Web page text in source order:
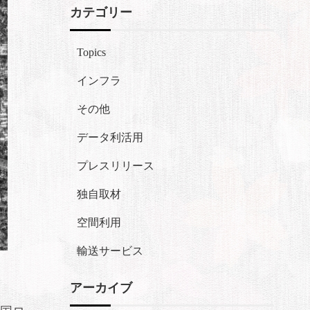
カテゴリー
Topics
インフラ
その他
データ利活用
プレスリリース
独自取材
空間利用
輸送サービス
アーカイブ